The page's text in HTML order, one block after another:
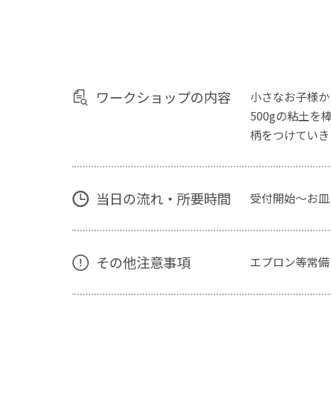
ワークショップの内容
小さなお子様
500gの粘土を
柄をつけてい
当日の流れ・所要時間 受付開始～お
その他注意事項 エプロン等常